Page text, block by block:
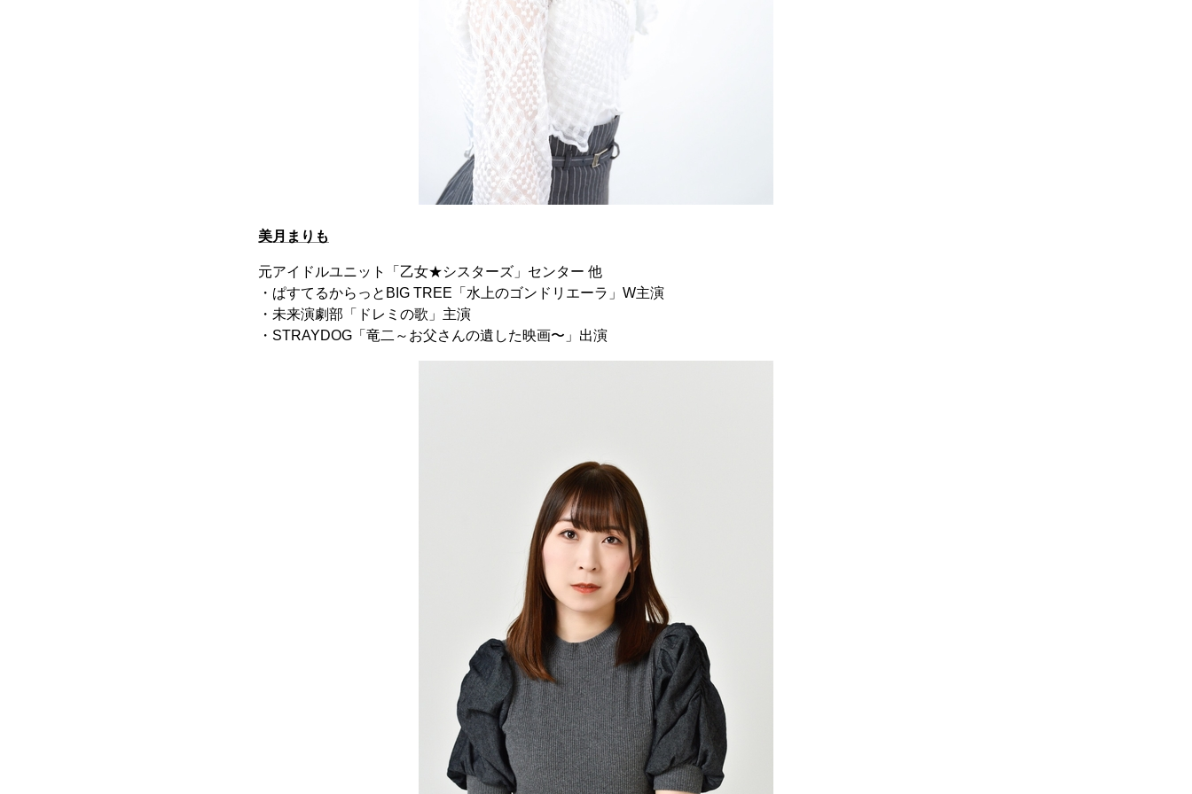
美月まりも
元アイドルユニット「乙女★シスターズ」センター 他
・ぱすてるからっとBIG TREE「水上のゴンドリエーラ」W主演
・未来演劇部「ドレミの歌」主演
・STRAYDOG「竜二～お父さんの遺した映画〜」出演